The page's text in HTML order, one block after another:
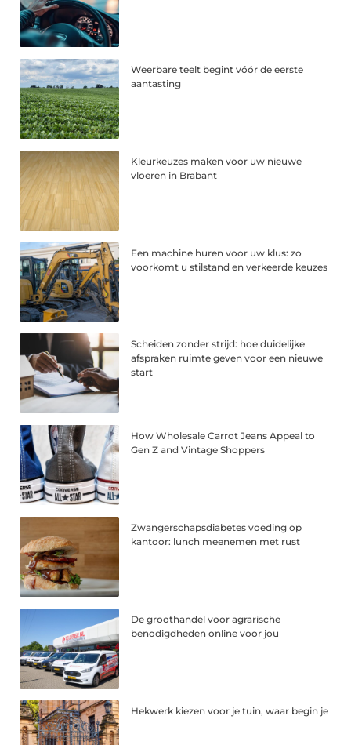
Weerbare teelt begint vóór de eerste
aantasting
Kleurkeuzes maken voor uw nieuwe
vloeren in Brabant
Een machine huren voor uw klus: zo
voorkomt u stilstand en verkeerde keuzes
Scheiden zonder strijd: hoe duidelijke
afspraken ruimte geven voor een nieuwe
start
How Wholesale Carrot Jeans Appeal to
Gen Z and Vintage Shoppers
Zwangerschapsdiabetes voeding op
kantoor: lunch meenemen met rust
De groothandel voor agrarische
benodigdheden online voor jou
Hekwerk kiezen voor je tuin, waar begin je